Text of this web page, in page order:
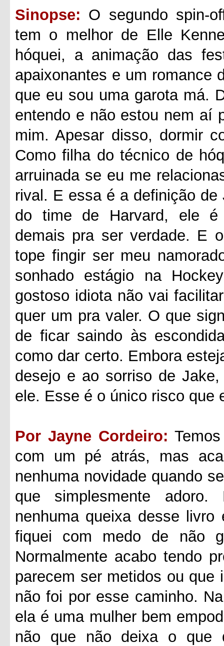
Sinopse: O segundo spin-
tem o melhor de Elle
hóquei, a animação das
apaixonantes e um romance
que eu sou uma garota má.
entendo e não estou nem aí
mim. Apesar disso, dormir
Como filha do técnico de
arruinada se eu me
rival. E essa é a definição
do time de Harvard, ele é
demais pra ser verdade. E
tope fingir ser meu
sonhado estágio na
gostoso idiota não vai
quer um pra valer. O que
de ficar saindo às
como dar certo. Embora
desejo e ao sorriso de
ele. Esse é o único risco que
Por Jayne Cordeiro:
com um pé atrás, mas
nenhuma novidade quando
que simplesmente
nenhuma queixa desse
fiquei com medo de não
Normalmente acabo tendo
parecem ser metidos ou
não foi por esse caminho.
ela é uma mulher bem
não que não deixa o que